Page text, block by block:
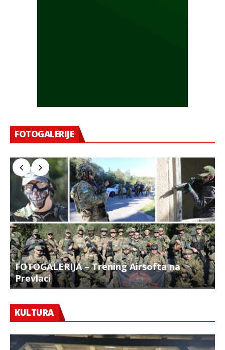
FOTOGALERIJE
FOTOGALERIJA – Trening Airsofta na
Prevlaci
KULTURA